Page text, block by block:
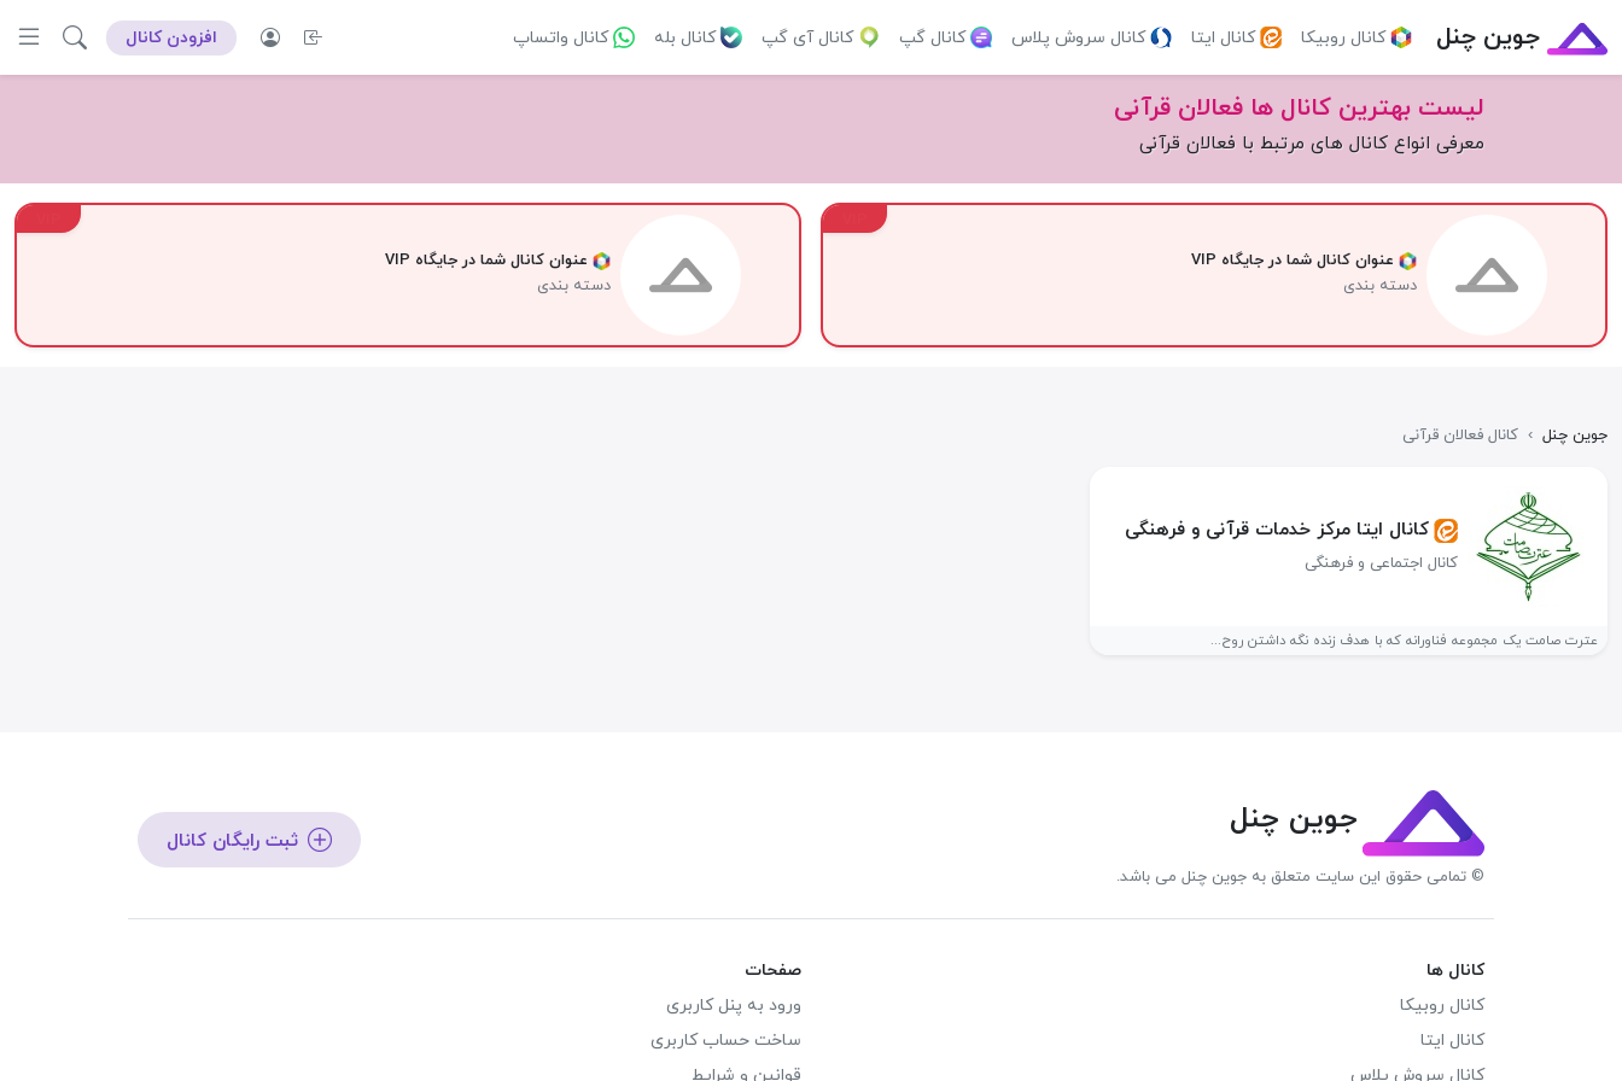
جوین چنل کانال روبیکا کانال ایتا کانال سروش پلاس کانال گپ کانال آی گپ کانال بله کانال واتساپ افزودن کانال
لیست بهترین کانال ها فعالان قرآنی
معرفی انواع کانال های مرتبط با فعالان قرآنی
عنوان کانال شما در جایگاه VIP
دسته بندی
عنوان کانال شما در جایگاه VIP
دسته بندی
جوین چنل › کانال فعالان قرآنی
کانال ایتا مرکز خدمات قرآنی و فرهنگی
کانال اجتماعی و فرهنگی
عترت صامت یک مجموعه فناورانه که با هدف زنده نگه داشتن روح...
جوین چنل
© تمامی حقوق این سایت متعلق به جوین چنل می باشد.
ثبت رایگان کانال
کانال ها
کانال روبیکا
کانال ایتا
کانال سروش پلاس
صفحات
ورود به پنل کاربری
ساخت حساب کاربری
قوانین و شرایط